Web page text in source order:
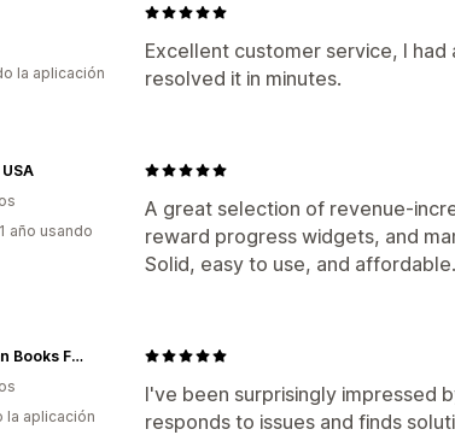
Excellent customer service, I
resolved it in minutes.
la aplicación
A great selection of revenue-
reward progress widgets, and
Solid, easy to use, and affordable.
año usando
I've been surprisingly impressed
responds to issues and finds
GNM Christian Books For Kids
la aplicación